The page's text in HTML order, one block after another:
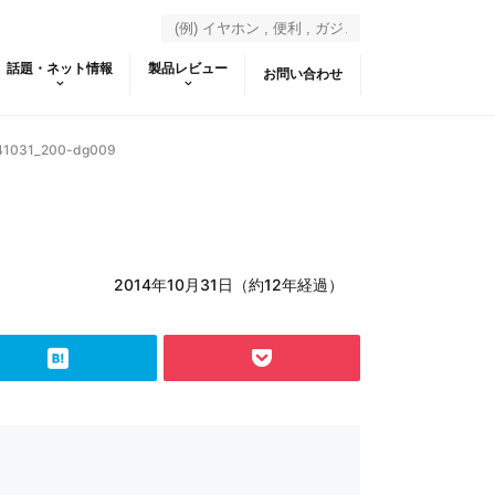
話題・ネット情報 製品レビュー お問い合わせ
dg009
2014年10月31日（約12年経過）